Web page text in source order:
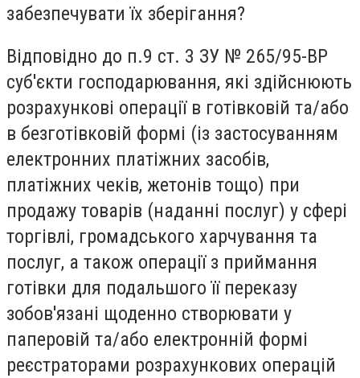
забезпечувати їх зберігання?
Відповідно до п.9 ст. 3 ЗУ № 265/95-ВР
суб'єкти господарювання, які здійснюють
розрахункові операції в готівковій та/або
в безготівковій формі (із застосуванням
електронних платіжних засобів,
платіжних чеків, жетонів тощо) при
продажу товарів (наданні послуг) у сфері
торгівлі, громадського харчування та
послуг, а також операції з приймання
готівки для подальшого її переказу
зобов'язані щоденно створювати у
паперовій та/або електронній формі
реєстраторами розрахункових операцій